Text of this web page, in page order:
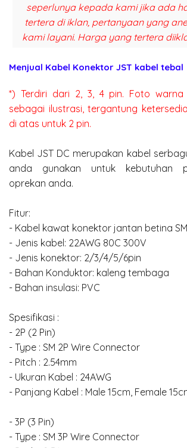
seperlunya kepada kami jika ada
tertera di iklan, pertanyaan yang
kami layani. Harga yang tertera
Menjual Kabel Konektor JST kabel tebal
*) Terdiri dari 2, 3, 4 pin. Foto
sebagai ilustrasi, tergantung
di atas untuk 2 pin.
Kabel JST DC merupakan kabel
anda gunakan untuk kebutuhan
oprekan anda.
Fitur:
- Kabel kawat konektor jantan betina
- Jenis kabel: 22AWG 80C 300V
- Jenis konektor: 2/3/4/5/6pin
- Bahan Konduktor: kaleng tembaga
- Bahan insulasi: PVC
Spesifikasi :
- 2P (2 Pin)
- Type : SM 2P Wire Connector
- Pitch : 2.54mm
- Ukuran Kabel : 24AWG
- Panjang Kabel : Male 15cm, Female
- 3P (3 Pin)
- Type : SM 3P Wire Connector